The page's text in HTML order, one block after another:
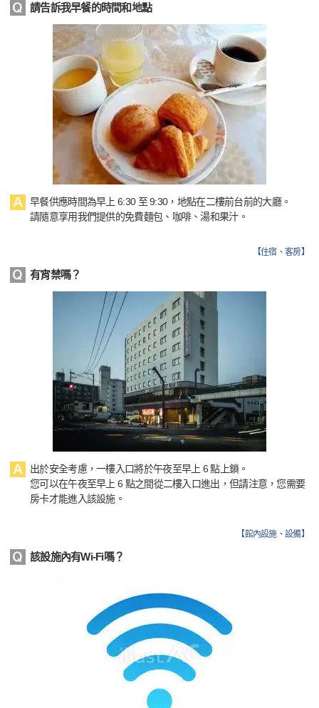
請告訴我早餐的時間和地點
早餐供應時間為早上 6:30 至 9:30，地點在二樓前台前的大廳。
請隨意享用我們提供的免費麵包、咖啡、湯和果汁。
【住宿、客房】
有宵禁嗎？
出於安全考慮，一樓入口將於午夜至早上 6 點上鎖。
您可以在午夜至早上 6 點之間從二樓入口進出，但請注意，您需要
房卡才能進入該設施。
【館內設施、設備】
該設施內有Wi-Fi嗎？